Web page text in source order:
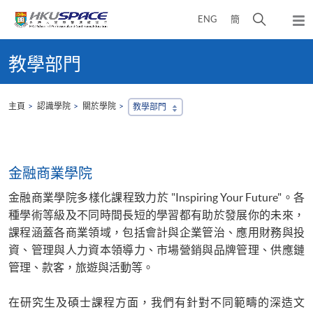
ENG 簡
開
彈
出
單
content
start教學部門
主頁 認識學院 關於學院 教學部門
金融商業學院
金融商業學院多樣化課程致力於 "Inspiring Your Future"。各
種學術等級及不同時間長短的學習都有助於發展你的未來，
課程涵蓋各商業領域，包括會計與企業管治、應用財務與投
資、管理與人力資本領導力、市場營銷與品牌管理、供應鏈
管理、款客，旅遊與活動等。
在研究生及碩士課程方面，我們有針對不同範疇的深造文